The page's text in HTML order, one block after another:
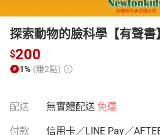
探索動物的臉科學【有聲書】
$200
1% (賺2點)
配送 無實體配送 免運
付款 信用卡／LINE Pay／